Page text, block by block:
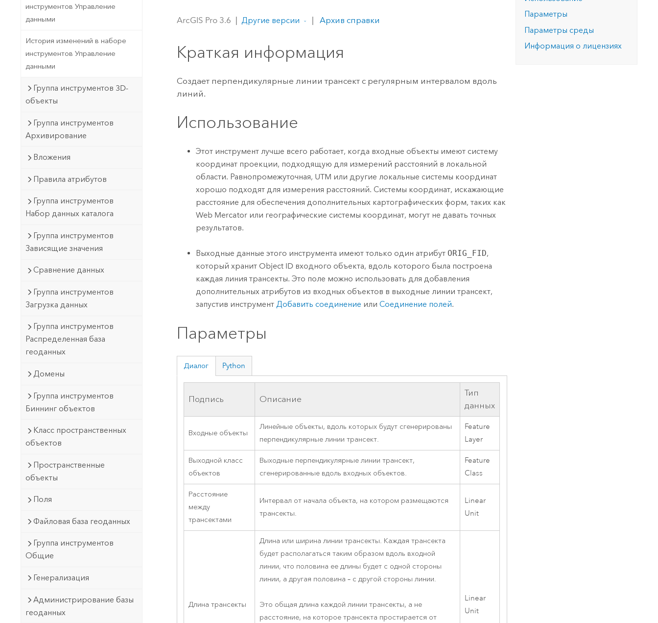
Фундаментальная система для
Технология Developer
Создание картографических
Изучить ArcGIS Pro
Природные ресурсы
Все отрасли
результатов, позволяющих решать
сложные задачи.
Изучить этот курс
спасательные операции.
Прочитать статью
инструментов Управление
данными
История изменений в наборе
инструментов Управление
данными
Группа инструментов 3D-
объекты
Группа инструментов
Архивирование
Вложения
Правила атрибутов
Группа инструментов
Набор данных каталога
Группа инструментов
Зависящие значения
Сравнение данных
Группа инструментов
Загрузка данных
Группа инструментов
Распределенная база
геоданных
Домены
Группа инструментов
Биннинг объектов
Класс пространственных
объектов
Пространственные
объекты
Поля
Файловая база геоданных
Группа инструментов
Общие
Генерализация
Администрирование базы
геоданных
ArcGIS Pro 3.6 Другие версии Архив справки
Краткая информация
Создает перпендикулярные линии трансект с регулярным интервалом вдоль
линий.
Использование
Этот инструмент лучше всего работает, когда входные объекты имеют систему
координат проекции, подходящую для измерений расстояний в локальной
области. Равнопромежуточная, UTM или другие локальные системы координат
хорошо подходят для измерения расстояний. Системы координат, искажающие
расстояние для обеспечения дополнительных картографических форм, таких как
Web Mercator или географические системы координат, могут не давать точных
результатов.
Выходные данные этого инструмента имеют только один атрибут ORIG_FID,
который хранит Object ID входного объекта, вдоль которого была построена
каждая линия трансекты. Это поле можно использовать для добавления
дополнительных атрибутов из входных объектов в выходные линии трансект,
запустив инструмент Добавить соединение или Соединение полей.
Параметры
Диалог Python
Подпись Описание
Тип
данных
Входные объекты
Линейные объекты, вдоль которых будут сгенерированы
перпендикулярные линии трансект.
Feature
Layer
Выходной класс
объектов
Выходные перпендикулярные линии трансект,
сгенерированные вдоль входных объектов.
Feature
Class
Расстояние
между
трансектами
Интервал от начала объекта, на котором размещаются
трансекты.
Linear
Unit
Длина трансекты
Длина или ширина линии трансекты. Каждая трансекта
будет располагаться таким образом вдоль входной
линии, что половина ее длины будет с одной стороны
линии, а другая половина – с другой стороны линии.
Это общая длина каждой линии трансекты, а не
расстояние, на которое трансекта простирается от
Linear
Unit
Параметры
Параметры среды
Информация о лицензиях